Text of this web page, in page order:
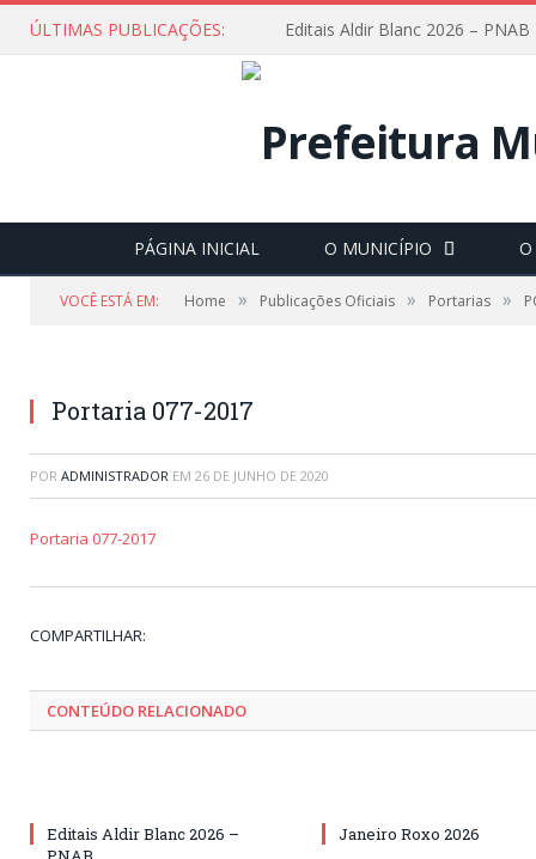
ÚLTIMAS PUBLICAÇÕES: Editais Aldir Blanc 2026 – PNAB
PÁGINA INICIAL O MUNICÍPIO O
VOCÊ ESTÁ EM: Home » Publicações Oficiais » Portarias »
Portaria 077-2017
POR ADMINISTRADOR EM 26 DE JUNHO DE 2020
Portaria 077-2017
COMPARTILHAR:
CONTEÚDO RELACIONADO
Editais Aldir Blanc 2026 –
Janeiro Roxo 2026